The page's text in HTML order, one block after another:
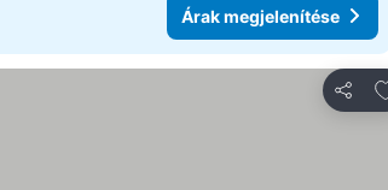
Árak megjelenítése